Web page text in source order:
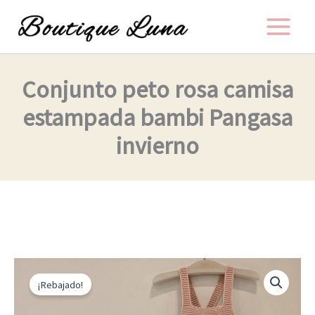
Conjunto peto rosa camisa
estampada bambi Pangasa
invierno
¡Rebajado!precio
precio
peto
rosa